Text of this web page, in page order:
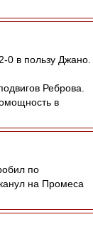
0 в пользу Джано.
Реброва.
в
по
на Промеса